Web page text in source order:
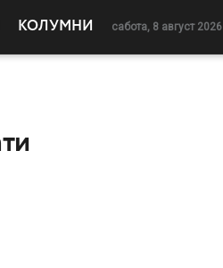
КОЛУМНИ сабота, 8 август 2026